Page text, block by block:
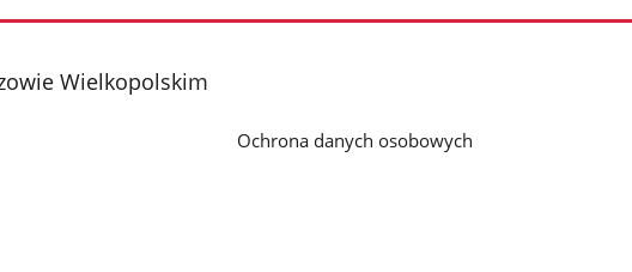
Wielkopolskim
Ochrona danych osobowych